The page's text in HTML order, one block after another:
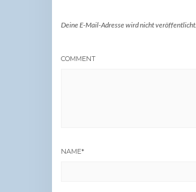
Deine E-Mail-Adresse wird nicht veröffentlicht.
COMMENT
NAME*